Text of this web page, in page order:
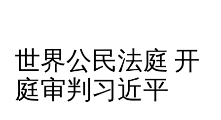
世界公民法庭 开
庭审判习近平